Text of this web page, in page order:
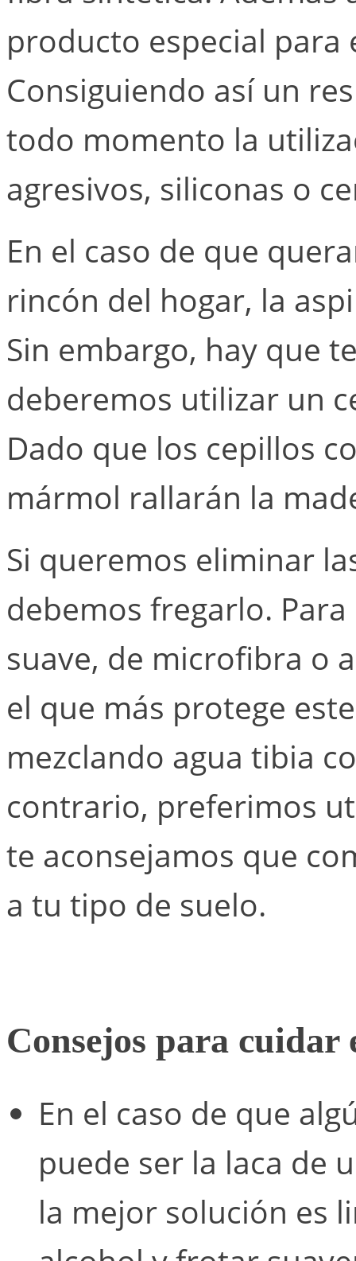
producto especial
Consiguiendo así un
todo momento la
agresivos, siliconas o
En el caso de que
rincón del hogar, la
Sin embargo, hay que
deberemos utilizar un
Dado que los cepillos
mármol rallarán la
Si queremos eliminar
debemos fregarlo.
suave, de microfibra o
el que más protege
mezclando agua tibia
contrario, preferimos
te aconsejamos que
a tu tipo de suelo.
Consejos para cuidar
En el caso de que
puede ser la laca de
la mejor solución es